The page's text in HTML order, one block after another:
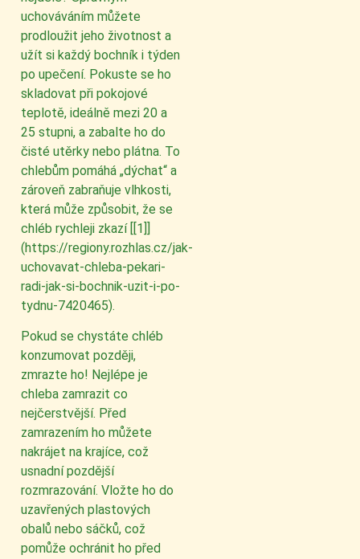
uchováváním můžete
prodloužit jeho životnost a
užít si každý bochník i týden
po upečení. Pokuste se ho
skladovat při pokojové
teplotě, ideálně mezi 20 a
25 stupni, a zabalte ho do
čisté utěrky nebo plátna. To
chlebům pomáhá „dýchat“ a
zároveň zabraňuje vlhkosti,
která může způsobit, že se
chléb rychleji zkazí [[1]]
(https://regiony.rozhlas.cz/jak-
uchovavat-chleba-pekari-
radi-jak-si-bochnik-uzit-i-po-
tydnu-7420465).
Pokud se chystáte chléb
konzumovat později,
zmrazte ho! Nejlépe je
chleba zamrazit co
nejčerstvější. Před
zamrazením ho můžete
nakrájet na krajíce, což
usnadní pozdější
rozmrazování. Vložte ho do
uzavřených plastových
obalů nebo sáčků, což
pomůže ochránit ho před